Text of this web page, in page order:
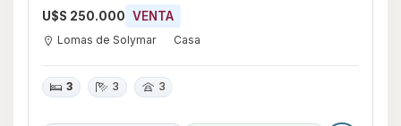
U$S 250.000 VENTA
Lomas de Solymar Casa
3 3 3